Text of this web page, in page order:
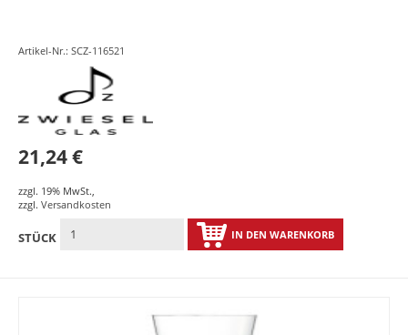
Artikel-Nr.: SCZ-116521
21,24 €
zzgl. 19% MwSt.
zzgl. Versandkosten
STÜCK IN DEN WARENKORB